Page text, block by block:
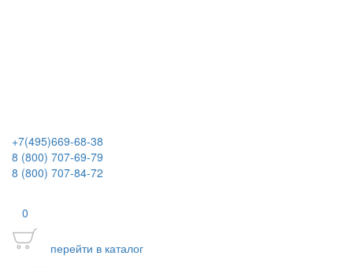
+7(495)669-68-38
8 (800) 707-69-79
8 (800) 707-84-72
0
перейти в каталог